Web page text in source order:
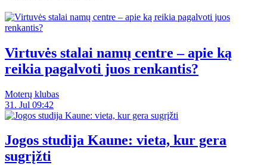
Virtuvės stalai namų centre – apie ką
reikia pagalvoti juos renkantis?
Moterų klubas
31. Jul 09:42
Jogos studija Kaune: vieta, kur gera
sugrįžti